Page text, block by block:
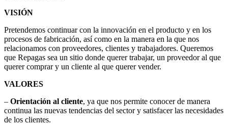
VISIÓN
Pretendemos continuar con la innovación en el producto y en los
procesos de fabricación, así como en la manera en la que nos
relacionamos con proveedores, clientes y trabajadores. Queremos
que Repagas sea un sitio donde querer trabajar, un proveedor al que
querer comprar y un cliente al que querer vender.
VALORES
– Orientación al cliente, ya que nos permite conocer de manera
continua las nuevas tendencias del sector y satisfacer las necesidades
de los clientes.